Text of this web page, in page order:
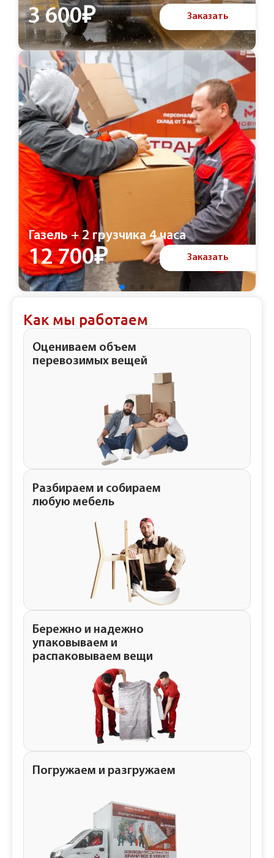
3 600₽ Заказать
Газель + 2 грузчика 4 часа
12 700₽ Заказать
Как мы работаем
Оцениваем объем
перевозимых вещей
Разбираем и собираем
любую мебель
Бережно и надежно
упаковываем и
распаковываем вещи
Погружаем и разгружаем